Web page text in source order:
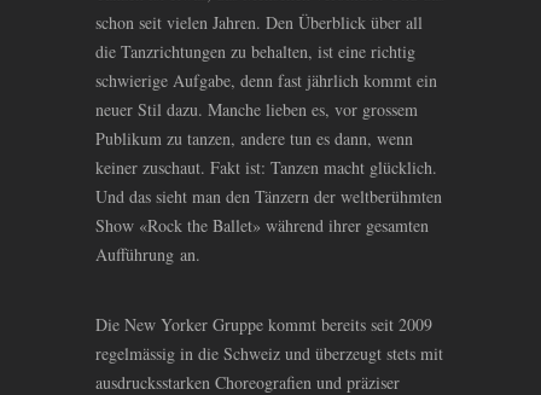
schon seit vielen Jahren. Den Überblick über all
die Tanzrichtungen zu behalten, ist eine richtig
schwierige Aufgabe, denn fast jährlich kommt ein
neuer Stil dazu. Manche lieben es, vor grossem
Publikum zu tanzen, andere tun es dann, wenn
keiner zuschaut. Fakt ist: Tanzen macht glücklich.
Und das sieht man den Tänzern der weltberühmten
Show «Rock the Ballet» während ihrer gesamten
Aufführung an.
Die New Yorker Gruppe kommt bereits seit 2009
regelmässig in die Schweiz und überzeugt stets mit
ausdrucksstarken Choreografien und präziser